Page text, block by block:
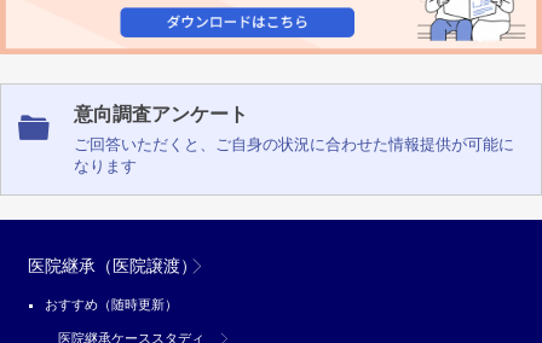
意向調査アンケート
ご回答いただくと、ご自身の状況に合わせた情報提供が可能に
なります
医院継承（医院譲渡）
おすすめ（随時更新）
医院継承ケーススタディ